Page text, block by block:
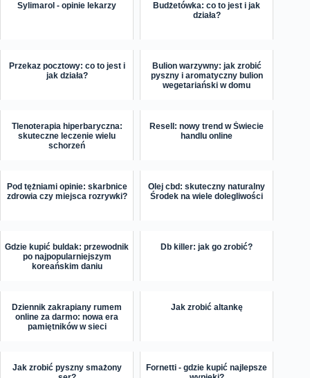
Sylimarol - opinie lekarzy
Budżetówka: co to jest i jak
działa?
Przekaz pocztowy: co to jest i
jak działa?
Bulion warzywny: jak zrobić
pyszny i aromatyczny bulion
wegetariański w domu
Tlenoterapia hiperbaryczna:
skuteczne leczenie wielu
schorzeń
Resell: nowy trend w Świecie
handlu online
Pod tężniami opinie: skarbnice
zdrowia czy miejsca rozrywki?
Olej cbd: skuteczny naturalny
Środek na wiele dolegliwości
Gdzie kupić buldak: przewodnik
po najpopularniejszym
koreańskim daniu
Db killer: jak go zrobić?
Dziennik zakrapiany rumem
online za darmo: nowa era
pamiętników w sieci
Jak zrobić altankę
Jak zrobić pyszny smażony
Fornetti - gdzie kupić najlepsze